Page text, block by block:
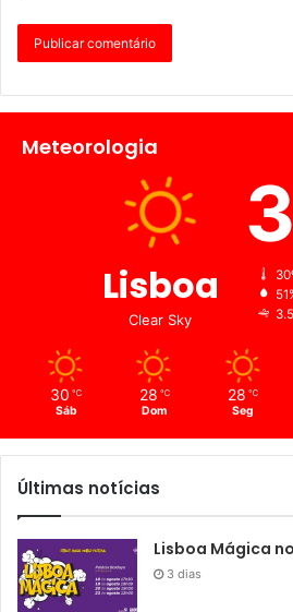
Meteorologia
Lisboa
Clear Sky
30 ℃
Sáb
28 ℃
Dom
28 ℃
Seg
Últimas notícias
Lisboa Mágica
3 dias